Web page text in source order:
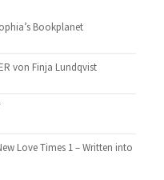
Bookplanet
von Finja Lundqvist
Love Times 1 – Written into